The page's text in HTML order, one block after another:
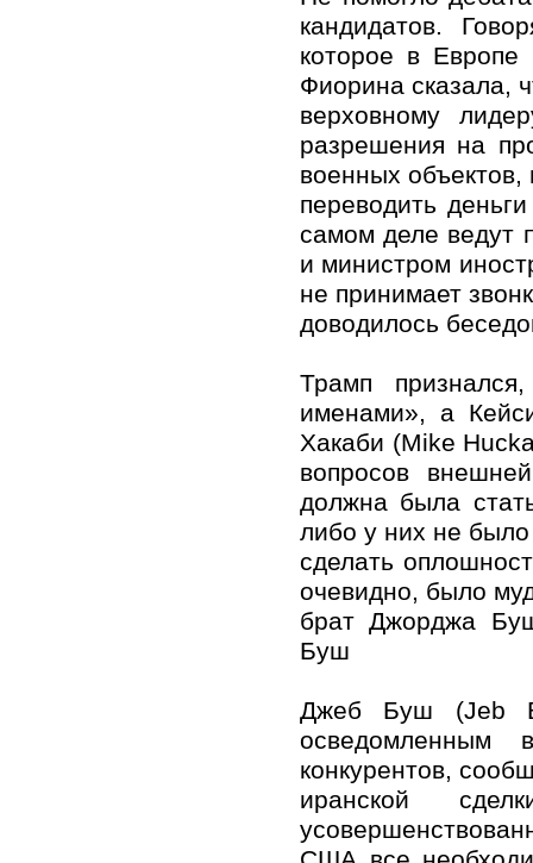
кандидатов.
которое в
Фиорина сказала,
верховному
разрешения на
военных
переводить
самом деле ведут
и министром
не принимает
доводилось
Трамп
именами», а
Хакаби (Mike
вопросов
должна была
либо у них не
сделать
очевидно, было
брат Джорджа
Буш
Джеб Буш (Jeb
осведомленным
конкурентов,
иранской